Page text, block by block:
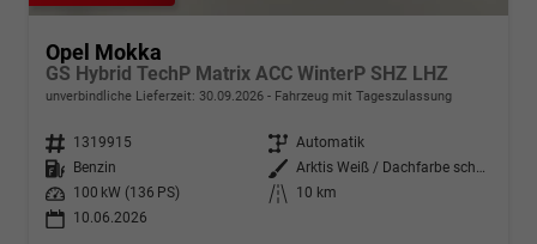
Opel Mokka
GS Hybrid TechP Matrix ACC WinterP SHZ LHZ
unverbindliche Lieferzeit: 30.09.2026 Fahrzeug mit Tageszulassung
Fahrzeugnr. 1319915 Getriebe Automatik
Kraftstoff
Benzin Außenfarbe
Arktis Weiß / Dachfarbe schwarz
Leistung
100 kW (136 PS) Kilometerstand
10 km
10.06.2026